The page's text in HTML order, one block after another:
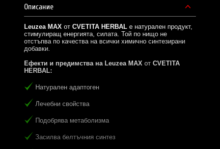
Описание
Leuzea MAXотCVETITA HERBALе натурален продукт,
стимулиращ енергията, силата. Той по нищо не
отстъпва по качества на всички химично синтезирани
добавки.
Ефекти и предимства на Leuzea MAXотCVETITA
HERBAL:
Натурален адаптоген
Лечебни свойства
Подобрява метаболизма
Засилва белтъчния синтез